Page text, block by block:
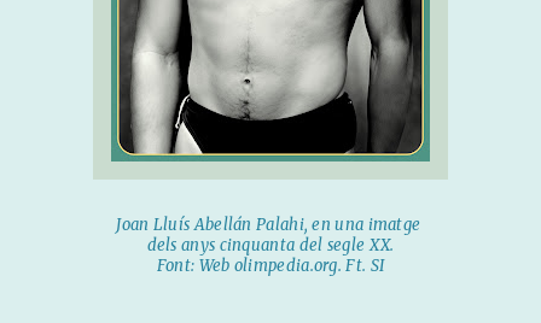
Joan Lluís Abellán Palahi, en una imatge
dels anys cinquanta del segle XX.
Font: Web olimpedia.org. Ft. SI